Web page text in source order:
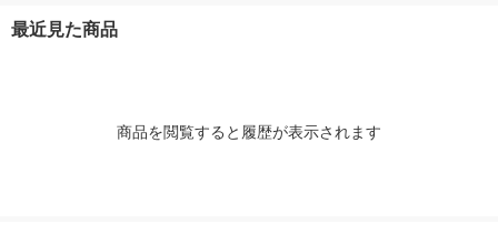
最近見た商品
商品を閲覧すると履歴が表示されます